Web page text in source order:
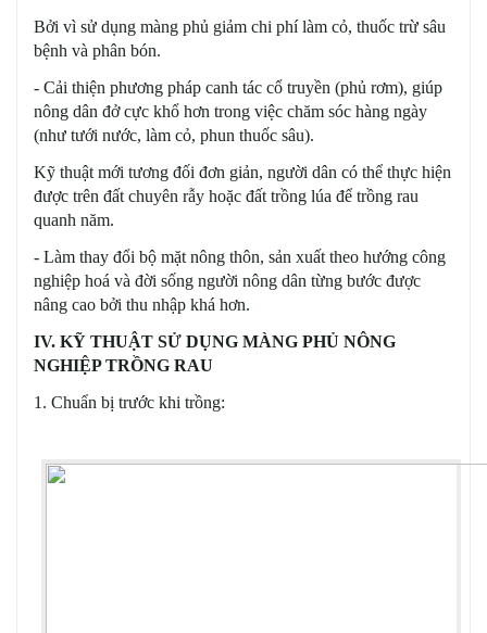
Bởi vì sử dụng màng phủ giảm chi phí làm cỏ, thuốc trừ sâu
bệnh và phân bón.
- Cải thiện phương pháp canh tác cổ truyền (phủ rơm), giúp
nông dân đở cực khổ hơn trong việc chăm sóc hàng ngày
(như tưới nước, làm cỏ, phun thuốc sâu).
Kỹ thuật mới tương đối đơn giản, người dân có thể thực hiện
được trên đất chuyên rẫy hoặc đất trồng lúa để trồng rau
quanh năm.
- Làm thay đổi bộ mặt nông thôn, sản xuất theo hướng công
nghiệp hoá và đời sống người nông dân từng bước được
nâng cao bởi thu nhập khá hơn.
IV. KỸ THUẬT SỬ DỤNG MÀNG PHỦ NÔNG
NGHIỆP TRỒNG RAU
1. Chuẩn bị trước khi trồng: